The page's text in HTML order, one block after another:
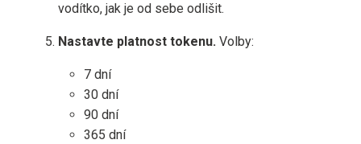
vodítko, jak je od sebe odlišit.
Nastavte platnost tokenu. Volby:
7 dní
30 dní
90 dní
365 dní